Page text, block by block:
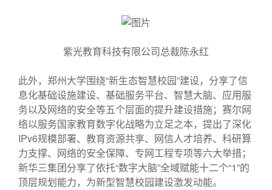
紫光教育科技有限公司总裁陈永红
此外，郑州大学围绕“新生态智慧校园”建设，分享了信
息化基础设施建设、基础服务平台、智慧大脑、应用服
务以及网络的安全等五个层面的提升建设措施；赛尔网
络以服务国家教育数字化战略为立足之本，提出了深化
IPv6规模部署、教育资源共享、网信人才培养、科研算
力支撑、网络的安全保障、专网工程专项等六大举措；
新华三集团分享了依托“数字大脑”全域赋能十二个“1”的
顶层规划能力，为新型智慧校园建设激发动能。